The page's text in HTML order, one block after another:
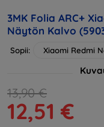
3MK Folia ARC+
Näytön Kalvo
Sopii: Xiaomi Redmi
13,90 €
12,51 €